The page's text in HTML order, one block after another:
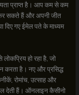
प्राप्त है। आप कम से कम
सकते हैं और अपनी जीत
गए ईमेल पते के माध्यम
हो रहा है, जो
करता है। नए और प्रसिद्ध
रोमांच, उत्साह और
देती हैं। ऑनलाइन कैसीनो